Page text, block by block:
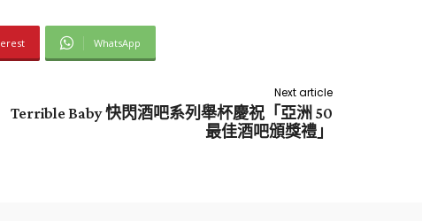
WhatsApp
Next article
Terrible Baby 快閃酒吧系列舉杯慶祝「亞洲 50
最佳酒吧頒獎禮」